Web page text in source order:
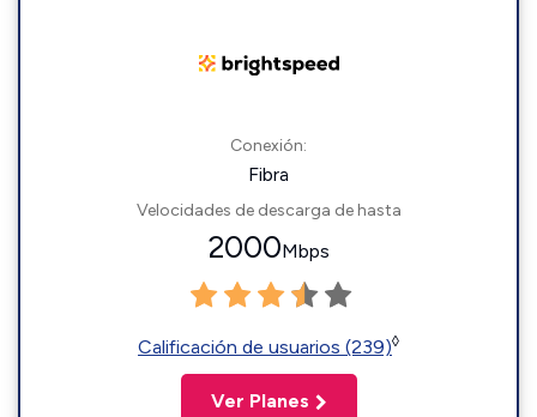
Conexión:
Fibra
Velocidades de descarga de hasta
2000Mbps
Calificación de usuarios (239)◊
Ver Planes